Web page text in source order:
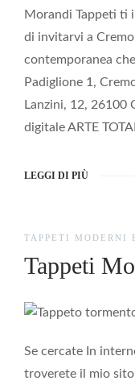
Morandi Tappeti ti
di invitarvi a
contemporanea
Padiglione 1,
Lanzini, 12, 26100
digitale ARTE
LEGGI DI PIÙ
TAPPETI MODERNI
Tappeti
Se cercate In
troverete il mio